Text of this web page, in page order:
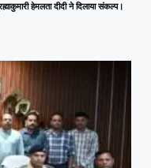
हेमलता दीदी ने दिलाया संकल्प।